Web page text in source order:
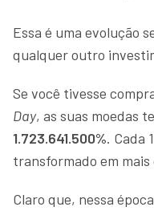
Essa é uma evolução
qualquer outro
Se você tivesse
Day, as suas moedas
1.723.641.500%. Cada
transformado em mais
Claro que, nessa